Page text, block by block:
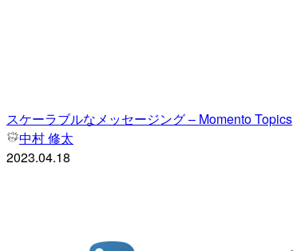
スケーラブルなメッセージング – Momento Topics
中村 修太
2023.04.18